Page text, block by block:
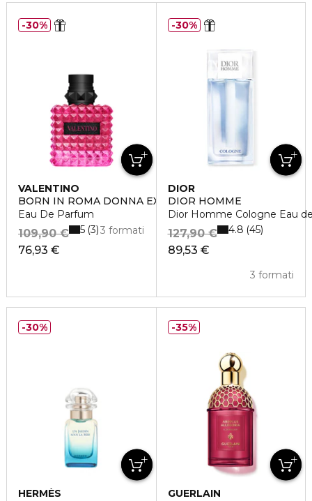
VALENTINO
BORN IN ROMA DONNA EXTRADOSE
Eau De Parfum
76,93 €
109,90 € 3 formati
5 3
30%
DIOR
DIOR HOMME
Dior Homme Cologne Eau
89,53 €
127,90 €
3 formati
4.8 45
30%
HERMÈS
30%
GUERLAIN
35%